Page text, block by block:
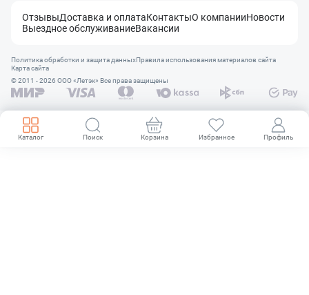
ОтзывыДоставка и оплатаКонтактыО компанииНовости
Выездное обслуживаниеВакансии
© 2011 - 2026 OOO «Летэк» Все права защищены
Политика обработки и защита данныхПравила использования материалов сайта
Карта сайта
Каталог Поиск Корзина Избранное Профиль